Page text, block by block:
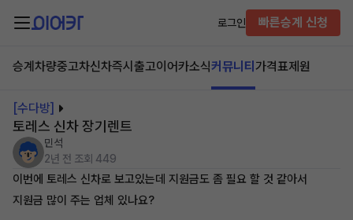
로그인 빠른승계 신청
승계차량중고차신차즉시출고이어카소식커뮤니티 가격표제원
[수다방]
토레스 신차 장기렌트
민석
2년 전 조회 449
이번에 토레스 신차로 보고있는데 지원금도 좀 필요 할 것 같아서
지원금 많이 주는 업체 있나요?